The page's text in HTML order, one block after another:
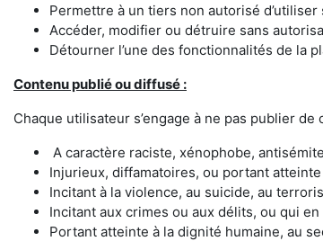
Permettre à un tiers non autorisé
Accéder, modifier ou détruire sans
Détourner l’une des fonctionnalités de la
Contenu publié ou diffusé :
Chaque utilisateur s’engage à ne pas publier
A caractère raciste, xénophobe,
Injurieux, diffamatoires, ou portant atteinte
Incitant à la violence, au suicide, au
Incitant aux crimes ou aux délits, ou qui
Portant atteinte à la dignité humaine, au